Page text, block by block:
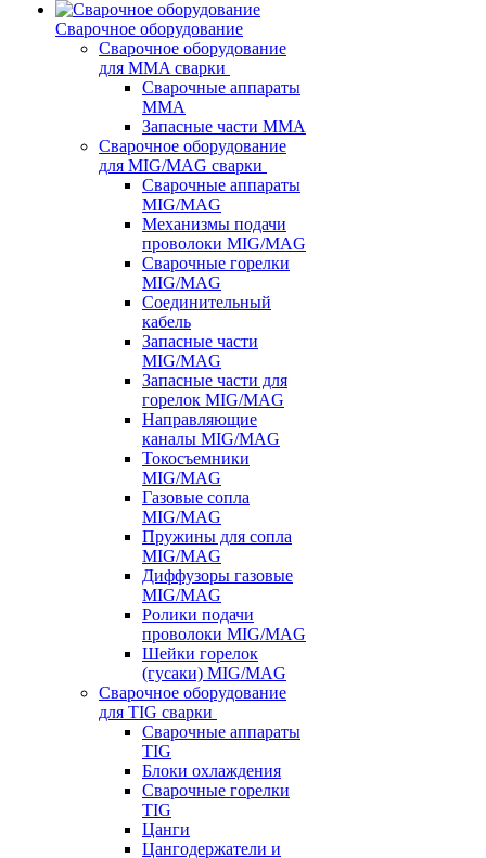
Сварочное оборудование
Сварочное оборудование
для MMA сварки
Сварочные аппараты
MMA
Запасные части MMA
Сварочное оборудование
для MIG/MAG сварки
Сварочные аппараты
MIG/MAG
Механизмы подачи
проволоки MIG/MAG
Сварочные горелки
MIG/MAG
Соединительный
кабель
Запасные части
MIG/MAG
Запасные части для
горелок MIG/MAG
Направляющие
каналы MIG/MAG
Токосъемники
MIG/MAG
Газовые сопла
MIG/MAG
Пружины для сопла
MIG/MAG
Диффузоры газовые
MIG/MAG
Ролики подачи
проволоки MIG/MAG
Шейки горелок
(гусаки) MIG/MAG
Сварочное оборудование
для TIG сварки
Сварочные аппараты
TIG
Блоки охлаждения
Сварочные горелки
TIG
Цанги
Цангодержатели и